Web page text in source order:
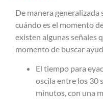
De manera
cuándo es el momento
existen algunas señales
momento de buscar
El tiempo para
oscila entre los 30
minutos, con una